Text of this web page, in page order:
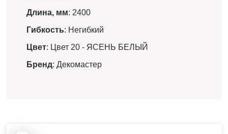
Длина, мм: 2400
Гибкость: Негибкий
Цвет: Цвет 20 - ЯСЕНЬ БЕЛЫЙ
Бренд: Декомастер